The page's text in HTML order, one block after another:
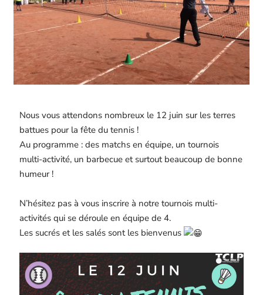
Nous vous attendons nombreux le 12 juin sur les terres
battues pour la fête du tennis !
Au programme : des matchs en équipe, un tournois
multi-activité, un barbecue et surtout beaucoup de bonne
humeur !
N’hésitez pas à vous inscrire à notre tournois multi-
activités qui se déroule en équipe de 4.
Les sucrés et les salés sont les bienvenus